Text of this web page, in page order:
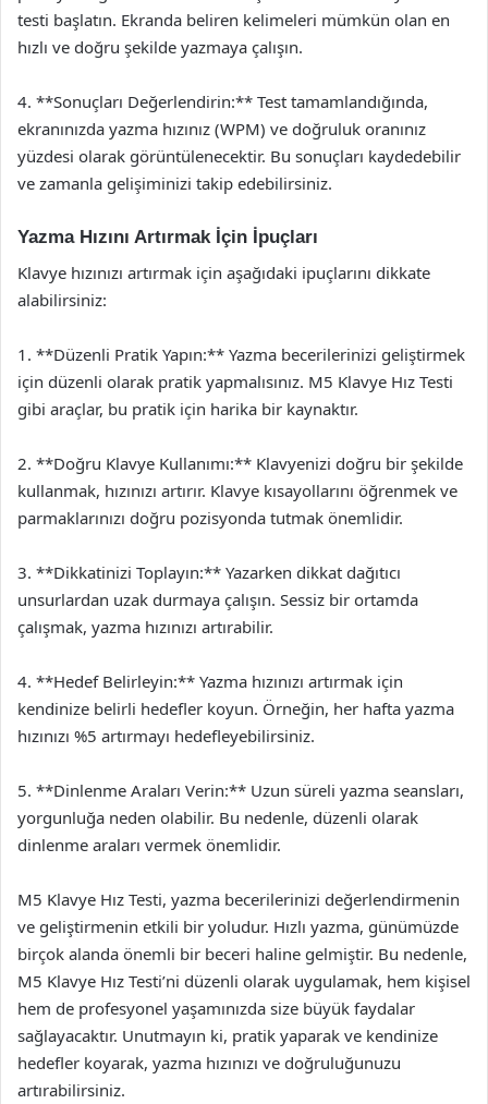
testi başlatın. Ekranda beliren kelimeleri mümkün olan en
hızlı ve doğru şekilde yazmaya çalışın.
4. **Sonuçları Değerlendirin:** Test tamamlandığında,
ekranınızda yazma hızınız (WPM) ve doğruluk oranınız
yüzdesi olarak görüntülenecektir. Bu sonuçları kaydedebilir
ve zamanla gelişiminizi takip edebilirsiniz.
Yazma Hızını Artırmak İçin İpuçları
Klavye hızınızı artırmak için aşağıdaki ipuçlarını dikkate
alabilirsiniz:
1. **Düzenli Pratik Yapın:** Yazma becerilerinizi geliştirmek
için düzenli olarak pratik yapmalısınız. M5 Klavye Hız Testi
gibi araçlar, bu pratik için harika bir kaynaktır.
2. **Doğru Klavye Kullanımı:** Klavyenizi doğru bir şekilde
kullanmak, hızınızı artırır. Klavye kısayollarını öğrenmek ve
parmaklarınızı doğru pozisyonda tutmak önemlidir.
3. **Dikkatinizi Toplayın:** Yazarken dikkat dağıtıcı
unsurlardan uzak durmaya çalışın. Sessiz bir ortamda
çalışmak, yazma hızınızı artırabilir.
4. **Hedef Belirleyin:** Yazma hızınızı artırmak için
kendinize belirli hedefler koyun. Örneğin, her hafta yazma
hızınızı %5 artırmayı hedefleyebilirsiniz.
5. **Dinlenme Araları Verin:** Uzun süreli yazma seansları,
yorgunluğa neden olabilir. Bu nedenle, düzenli olarak
dinlenme araları vermek önemlidir.
M5 Klavye Hız Testi, yazma becerilerinizi değerlendirmenin
ve geliştirmenin etkili bir yoludur. Hızlı yazma, günümüzde
birçok alanda önemli bir beceri haline gelmiştir. Bu nedenle,
M5 Klavye Hız Testi’ni düzenli olarak uygulamak, hem kişisel
hem de profesyonel yaşamınızda size büyük faydalar
sağlayacaktır. Unutmayın ki, pratik yaparak ve kendinize
hedefler koyarak, yazma hızınızı ve doğruluğunuzu
artırabilirsiniz.